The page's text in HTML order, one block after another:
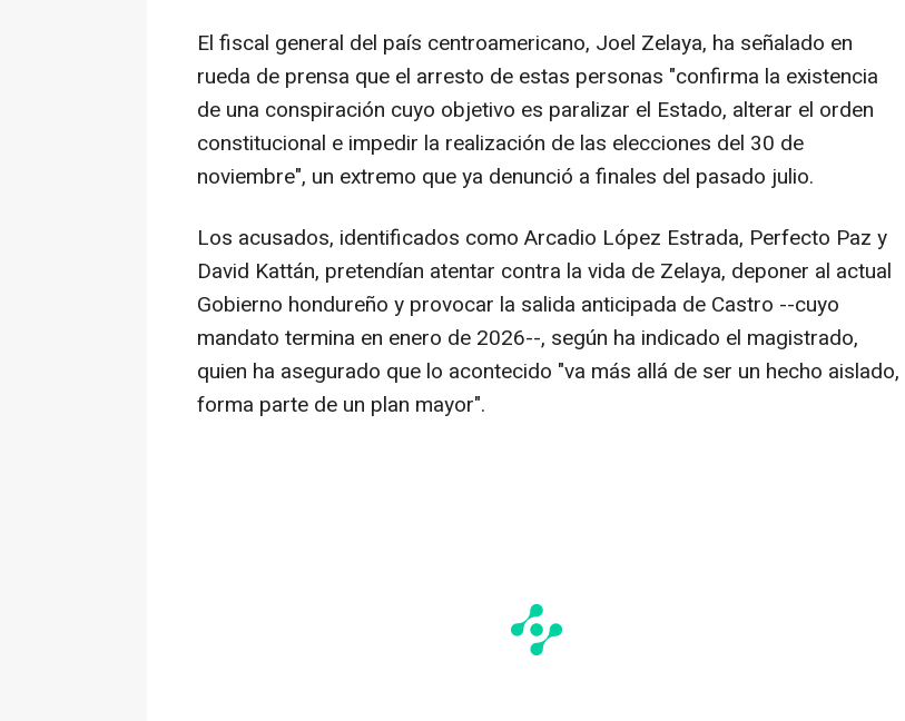
El fiscal general del país centroamericano, Joel Zelaya, ha señalado en
rueda de prensa que el arresto de estas personas "confirma la existencia
de una conspiración cuyo objetivo es paralizar el Estado, alterar el orden
constitucional e impedir la realización de las elecciones del 30 de
noviembre", un extremo que ya denunció a finales del pasado julio.
Los acusados, identificados como Arcadio López Estrada, Perfecto Paz y
David Kattán, pretendían atentar contra la vida de Zelaya, deponer al actual
Gobierno hondureño y provocar la salida anticipada de Castro --cuyo
mandato termina en enero de 2026--, según ha indicado el magistrado,
quien ha asegurado que lo acontecido "va más allá de ser un hecho aislado,
forma parte de un plan mayor".